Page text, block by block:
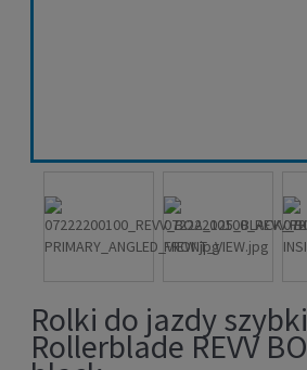
Rolki do jazdy
Rollerblade REVV